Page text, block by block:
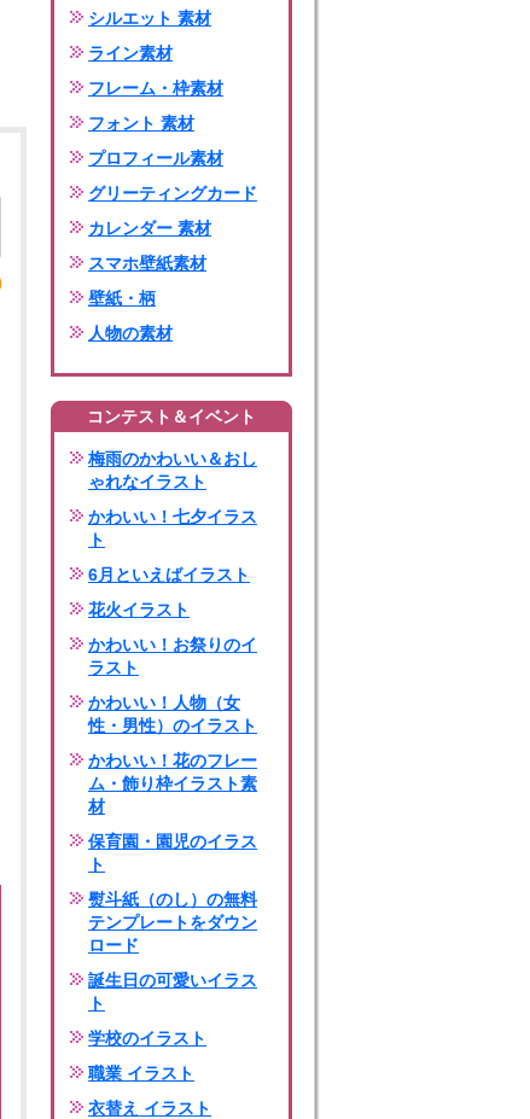
シルエット 素材
ライン素材
フレーム・枠素材
フォント 素材
プロフィール素材
グリーティングカード
カレンダー 素材
スマホ壁紙素材
壁紙・柄
人物の素材
コンテスト＆イベント
梅雨のかわいい＆おし
ゃれなイラスト
かわいい！七夕イラス
ト
6月といえばイラスト
花火イラスト
かわいい！お祭りのイ
ラスト
かわいい！人物（女
性・男性）のイラスト
かわいい！花のフレー
ム・飾り枠イラスト素
材
保育園・園児のイラス
ト
熨斗紙（のし）の無料
テンプレートをダウン
ロード
誕生日の可愛いイラス
ト
学校のイラスト
職業 イラスト
衣替え イラスト